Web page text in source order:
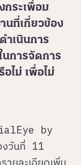
กระเพื่อม
นที่เกี่ยวข้อง
ำเนินการ
นการจัดการ
ไม่ เพื่อไม่
by
วันที่ 11
ะเอียดเพิ่ม